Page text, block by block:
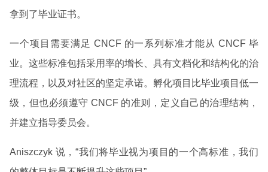
拿到了毕业证书。
一个项目需要满足 CNCF 的一系列标准才能从 CNCF 毕
业。这些标准包括采用率的增长、具有文档化和结构化的治
理流程，以及对社区的坚定承诺。孵化项目比毕业项目低一
级，但也必须遵守 CNCF 的准则，定义自己的治理结构，
并建立指导委员会。
Aniszczyk 说，“我们将毕业视为项目的一个高标准，我们